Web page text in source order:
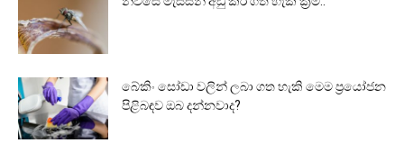
බේකිං සෝඩා වලින් ලබා ගත හැකි මෙම ප්‍රයෝජන
පිළිබඳව ඔබ දන්නවාද?